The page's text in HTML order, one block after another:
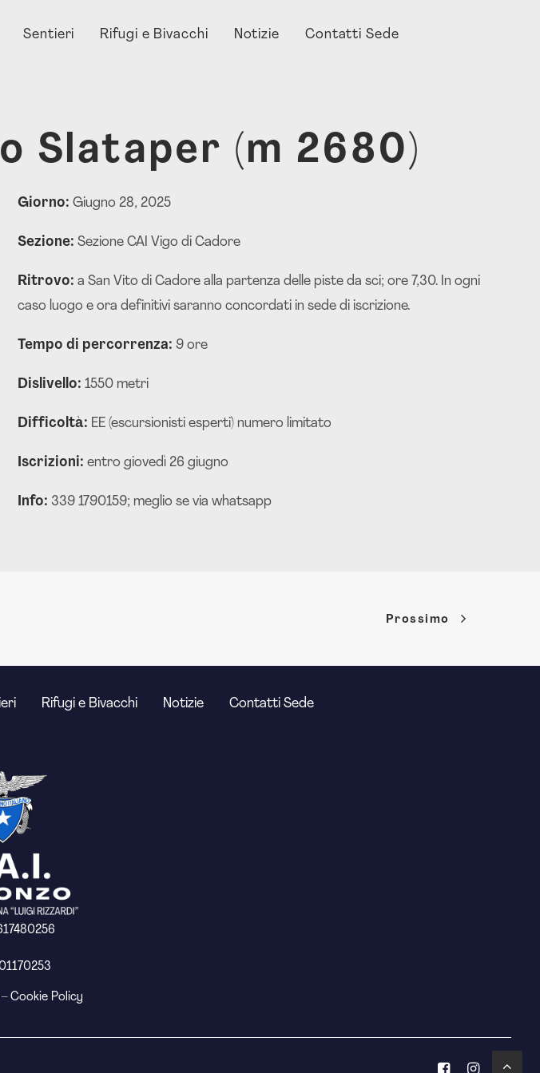
Sentieri Rifugi e Bivacchi Notizie Contatti Sede
Slataper (m 2680)
Giorno: Giugno 28, 2025
Sezione: Sezione CAI Vigo di Cadore
Ritrovo: a San Vito di Cadore alla partenza delle piste da sci; ore 7,30. In ogni
caso luogo e ora definitivi saranno concordati in sede di iscrizione.
Tempo di percorrenza: 9 ore
Dislivello: 1550 metri
Difficoltà: EE (escursionisti esperti) numero limitato
Iscrizioni: entro giovedì 26 giugno
Info: 339 1790159; meglio se via whatsapp
Prossimo
Rifugi e Bivacchi Notizie Contatti Sede
–Cookie Policy